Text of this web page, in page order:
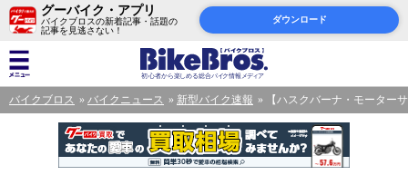
グーバイク・アプリ
バイクブロスの新着記事・話題の
記事を見逃さない！
ダウンロード
バイクブロス バイクニュース 新型バイク速報 【ハスクバーナ・モーター